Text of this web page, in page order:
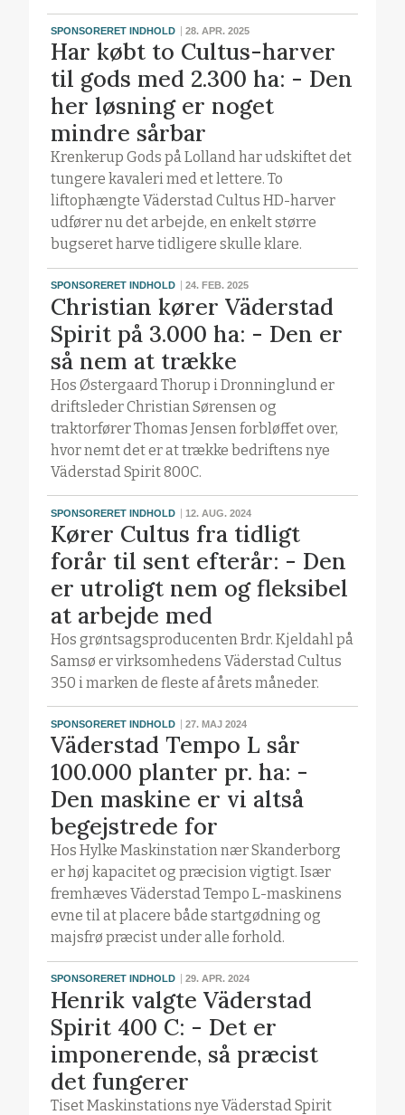
SPONSORERET INDHOLD 28. APR. 2025
Har købt to Cultus-harver
til gods med 2.300 ha: - Den
her løsning er noget
mindre sårbar
Krenkerup Gods på Lolland har udskiftet det
tungere kavaleri med et lettere. To
liftophængte Väderstad Cultus HD-harver
udfører nu det arbejde, en enkelt større
bugseret harve tidligere skulle klare.
SPONSORERET INDHOLD 24. FEB. 2025
Christian kører Väderstad
Spirit på 3.000 ha: - Den er
så nem at trække
Hos Østergaard Thorup i Dronninglund er
driftsleder Christian Sørensen og
traktorfører Thomas Jensen forbløffet over,
hvor nemt det er at trække bedriftens nye
Väderstad Spirit 800C.
SPONSORERET INDHOLD 12. AUG. 2024
Kører Cultus fra tidligt
forår til sent efterår: - Den
er utroligt nem og fleksibel
at arbejde med
Hos grøntsagsproducenten Brdr. Kjeldahl på
Samsø er virksomhedens Väderstad Cultus
350 i marken de fleste af årets måneder.
SPONSORERET INDHOLD 27. MAJ 2024
Väderstad Tempo L sår
100.000 planter pr. ha: -
Den maskine er vi altså
begejstrede for
Hos Hylke Maskinstation nær Skanderborg
er høj kapacitet og præcision vigtigt. Især
fremhæves Väderstad Tempo L-maskinens
evne til at placere både startgødning og
majsfrø præcist under alle forhold.
SPONSORERET INDHOLD 29. APR. 2024
Henrik valgte Väderstad
Spirit 400 C: - Det er
imponerende, så præcist
det fungerer
Tiset Maskinstations nye Väderstad Spirit